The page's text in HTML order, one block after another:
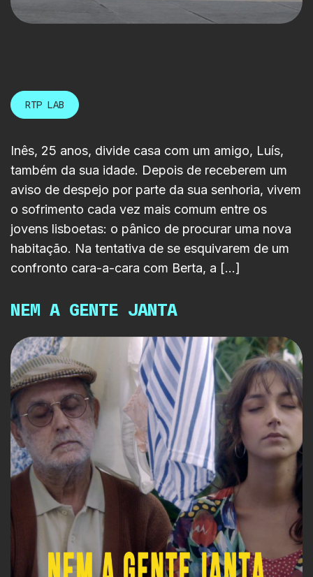
RTP LAB
Inês, 25 anos, divide casa com um amigo, Luís,
também da sua idade. Depois de receberem um
aviso de despejo por parte da sua senhoria, vivem
o sofrimento cada vez mais comum entre os
jovens lisboetas: o pânico de procurar uma nova
habitação. Na tentativa de se esquivarem de um
confronto cara-a-cara com Berta, a […]
NEM A GENTE JANTA